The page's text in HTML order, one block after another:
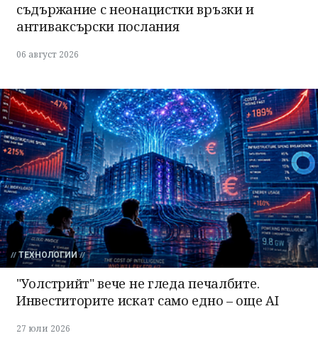
съдържание с неонацистки връзки и
антиваксърски послания
06 август 2026
ТЕХНОЛОГИИ
"Уолстрийт" вече не гледа печалбите.
Инвеститорите искат само едно – още AI
27 юли 2026